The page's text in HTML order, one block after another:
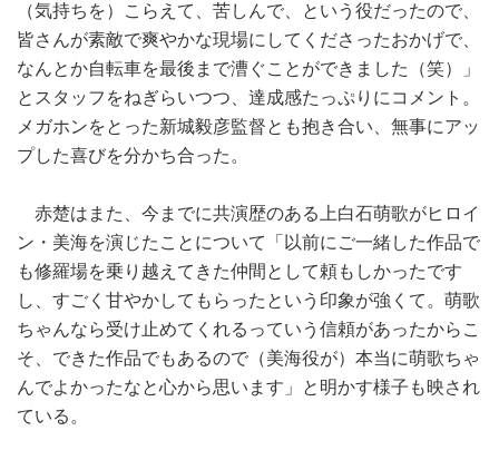
（気持ちを）こらえて、苦しんで、という役だったので、
皆さんが素敵で爽やかな現場にしてくださったおかげで、
なんとか自転車を最後まで漕ぐことができました（笑）」
とスタッフをねぎらいつつ、達成感たっぷりにコメント。
メガホンをとった新城毅彦監督とも抱き合い、無事にアッ
プした喜びを分かち合った。
赤楚はまた、今までに共演歴のある上白石萌歌がヒロイ
ン・美海を演じたことについて「以前にご一緒した作品で
も修羅場を乗り越えてきた仲間として頼もしかったです
し、すごく甘やかしてもらったという印象が強くて。萌歌
ちゃんなら受け止めてくれるっていう信頼があったからこ
そ、できた作品でもあるので（美海役が）本当に萌歌ちゃ
んでよかったなと心から思います」と明かす様子も映され
ている。